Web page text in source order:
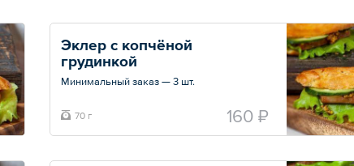
Эклер с копчёной
грудинкой
Минимальный заказ — 3 шт.
лист салата, копченая грудинка, горчица,
свежий огурец.
Общий вес – 70 г
70 г 160 ₽